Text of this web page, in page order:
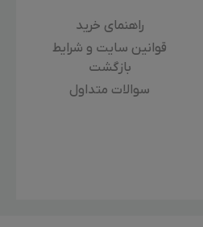
راهنمای خرید
قوانین سایت و شرایط
بازگشت
سوالات متداول